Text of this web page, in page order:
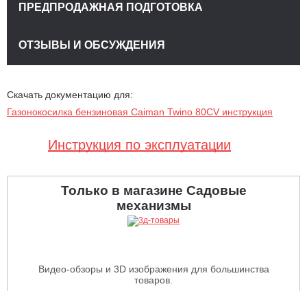
Скачать документацию для:
Газонокосилка бензиновая Caiman Twino 80CV инструкция
Инструкция по эксплуатации
ПРЕДПРОДАЖНАЯ ПОДГОТОВКА
ОТЗЫВЫ И ОБСУЖДЕНИЯ
Только в магазине Садовые
механизмы
Видео-обзоры и 3D изображения для большинства
товаров.